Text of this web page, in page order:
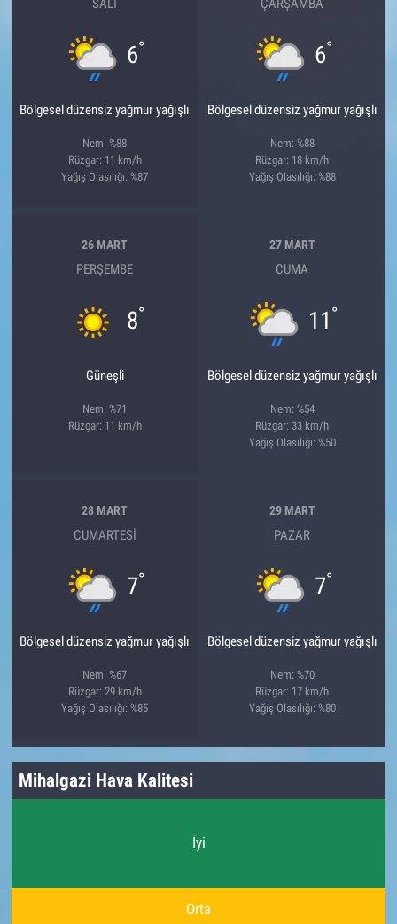
SALI
6°
Bölgesel düzensiz yağmur yağışlı
Nem: %88
Rüzgar: 11 km/h
Yağış Olasılığı: %87
ÇARŞAMBA
6°
Bölgesel düzensiz yağmur yağışlı
Nem: %88
Rüzgar: 18 km/h
Yağış Olasılığı: %88
26 MART
PERŞEMBE
8°
Güneşli
Nem: %71
Rüzgar: 11 km/h
27 MART
CUMA
11 °
Bölgesel düzensiz yağmur yağışlı
Nem: %54
Rüzgar: 33 km/h
Yağış Olasılığı: %50
28 MART
CUMARTESI
7°
Bölgesel düzensiz yağmur yağışlı
Nem: %67
Rüzgar: 29 km/h
Yağış Olasılığı: %85
29 MART
PAZAR
7°
Bölgesel düzensiz yağmur yağışlı
Nem: %70
Rüzgar: 17 km/h
Yağış Olasılığı: %80
Mihalgazi Hava Kalitesi
İyi
Orta